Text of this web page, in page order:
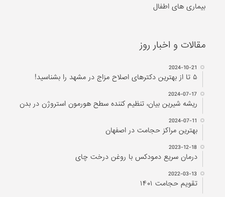
بیماری های اطفال
مقالات و اخبار روز
2024-10-21
۵ تا از بهترین دکتر‌های اصلاح مزاج در مشهد را بشناسید!
2024-07-17
ریشه شیرین بیان، تنظیم کننده سطح هورمون استروژن در بدن
2024-07-11
بهترین مراکز حجامت در اصفهان
2023-12-18
درمان سریع دمودکس با روغن درخت چای
2022-03-13
تقویم حجامت ۱۴۰۱